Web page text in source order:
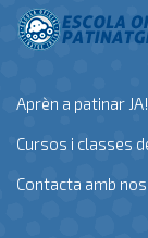
Aprèn a patinar JA!
Cursos i classes
Contacta amb